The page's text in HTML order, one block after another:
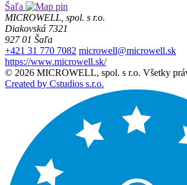
Šaľa
MICROWELL, spol. s r.o.
Diakovská 7321
927 01 Šaľa
+421 31 770 7082 microwell@microwell.sk
https://www.microwell.sk/
© 2026 MICROWELL, spol. s r.o. Všetky
Created by Cstudios s.r.o.